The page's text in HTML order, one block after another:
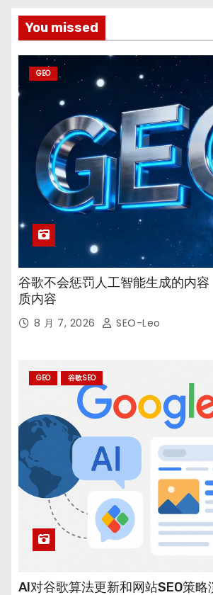
You missed
GEO
谷歌不会惩罚人工智能生成的内
质内容
8 月 7, 2026 SEO-Leo
GEO 谷歌SEO
AI对谷歌算法更新和网站SEO策略